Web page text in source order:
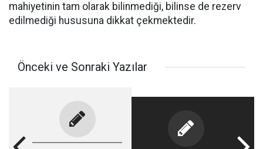
mahiyetinin tam olarak bilinmediği, bilinse de rezerv
edilmediği hususuna dikkat çekmektedir.
Önceki ve Sonraki Yazılar